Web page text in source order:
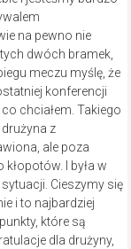
na pewno nie
dwóch bramek,
meczu myślę, że
konferencji
chciałem. Takiego
z
ale poza
I była w
Cieszymy się
i to najbardziej
które są
dla drużyny,